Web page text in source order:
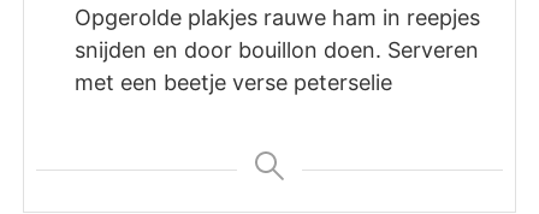
Opgerolde plakjes rauwe ham in reepjes
snijden en door bouillon doen. Serveren
met een beetje verse peterselie